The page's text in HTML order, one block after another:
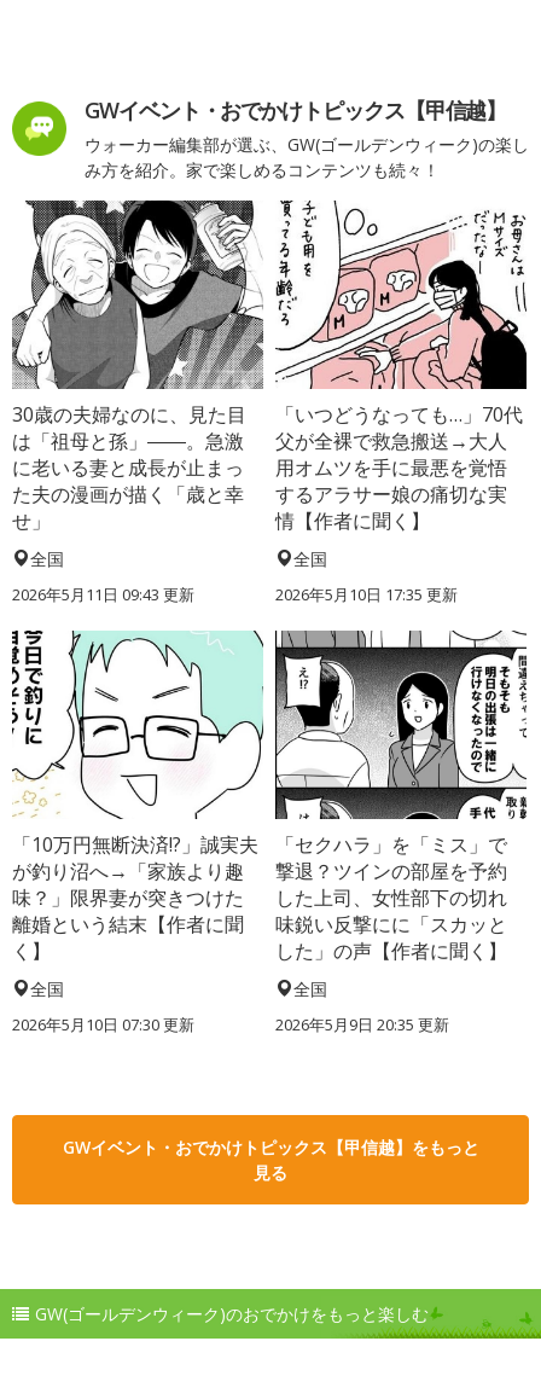
GWイベント・おでかけトピックス【甲信越】
ウォーカー編集部が選ぶ、GW(ゴールデンウィーク)の楽し
み方を紹介。家で楽しめるコンテンツも続々！
30歳の夫婦なのに、見た目
は「祖母と孫」――。急激
に老いる妻と成長が止まっ
た夫の漫画が描く「歳と幸
せ」
全国
2026年5月11日 09:43 更新
「いつどうなっても…」70代
父が全裸で救急搬送→大人
用オムツを手に最悪を覚悟
するアラサー娘の痛切な実
情【作者に聞く】
全国
2026年5月10日 17:35 更新
「10万円無断決済!?」誠実夫
が釣り沼へ→「家族より趣
味？」限界妻が突きつけた
離婚という結末【作者に聞
く】
全国
2026年5月10日 07:30 更新
「セクハラ」を「ミス」で
撃退？ツインの部屋を予約
した上司、女性部下の切れ
味鋭い反撃にに「スカッと
した」の声【作者に聞く】
全国
2026年5月9日 20:35 更新
GWイベント・おでかけトピックス【甲信越】をもっと
見る
GW(ゴールデンウィーク)のおでかけをもっと楽しむ